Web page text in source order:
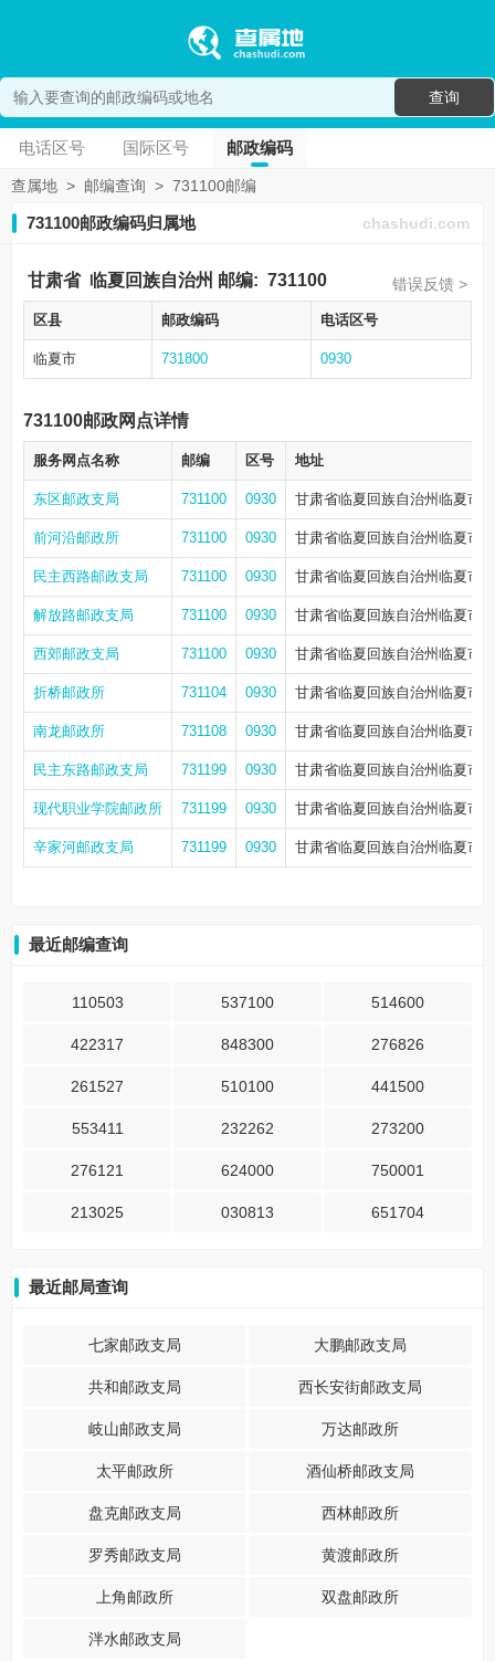
查询
电话区号 国际区号 邮政编码
查属地 > 邮编查询 > 731100邮编
731100邮政编码归属地 chashudi.com
甘肃省 临夏回族自治州 邮编: 731100 错误反馈 >
区县 邮政编码 电话区号
临夏市 731800 0930
731100邮政网点详情
服务网点名称 邮编 区号 地址
东区邮政支局 731100 0930 甘肃省临夏回族自治州临夏市
前河沿邮政所 731100 0930 甘肃省临夏回族自治州临夏市
民主西路邮政支局 731100 0930 甘肃省临夏回族自治州临夏市
解放路邮政支局 731100 0930 甘肃省临夏回族自治州临夏市
西郊邮政支局 731100 0930 甘肃省临夏回族自治州临夏市
折桥邮政所 731104 0930 甘肃省临夏回族自治州临夏市
南龙邮政所 731108 0930 甘肃省临夏回族自治州临夏市
民主东路邮政支局 731199 0930 甘肃省临夏回族自治州临夏市
现代职业学院邮政所 731199 0930 甘肃省临夏回族自治州临夏市
辛家河邮政支局 731199 0930 甘肃省临夏回族自治州临夏市
最近邮编查询
110503 537100 514600
422317 848300 276826
261527 510100 441500
553411 232262 273200
276121 624000 750001
213025 030813 651704
最近邮局查询
七家邮政支局 大鹏邮政支局
共和邮政支局 西长安街邮政支局
岐山邮政支局 万达邮政所
太平邮政所 酒仙桥邮政支局
盘克邮政支局 西林邮政所
罗秀邮政支局 黄渡邮政所
上角邮政所 双盘邮政所
泮水邮政支局